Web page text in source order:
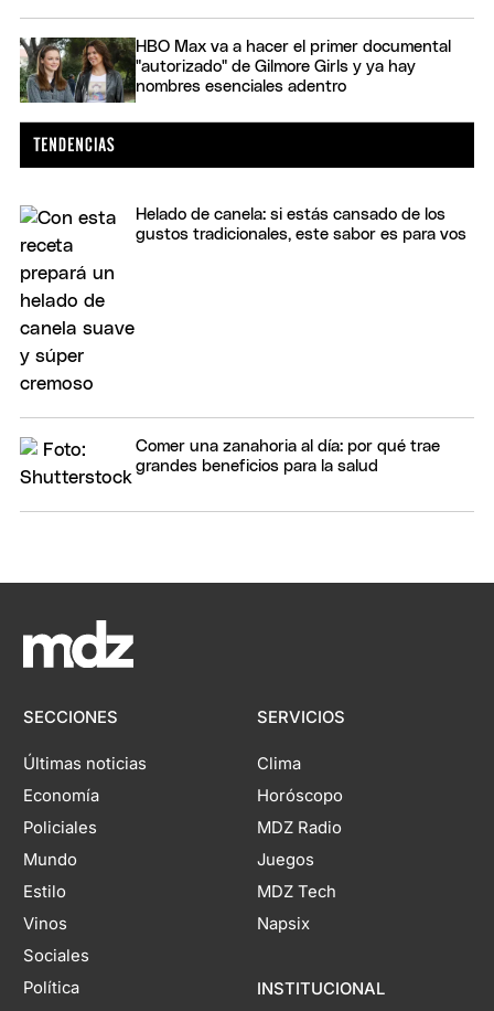
HBO Max va a hacer el primer documental
"autorizado" de Gilmore Girls y ya hay
nombres esenciales adentro
Helado de canela: si estás cansado de los
gustos tradicionales, este sabor es para vos
Comer una zanahoria al día: por qué trae
grandes beneficios para la salud
SECCIONES
Últimas noticias
Economía
Policiales
Mundo
Estilo
Vinos
Sociales
Política
SERVICIOS
Clima
Horóscopo
MDZ Radio
Juegos
MDZ Tech
Napsix
INSTITUCIONAL